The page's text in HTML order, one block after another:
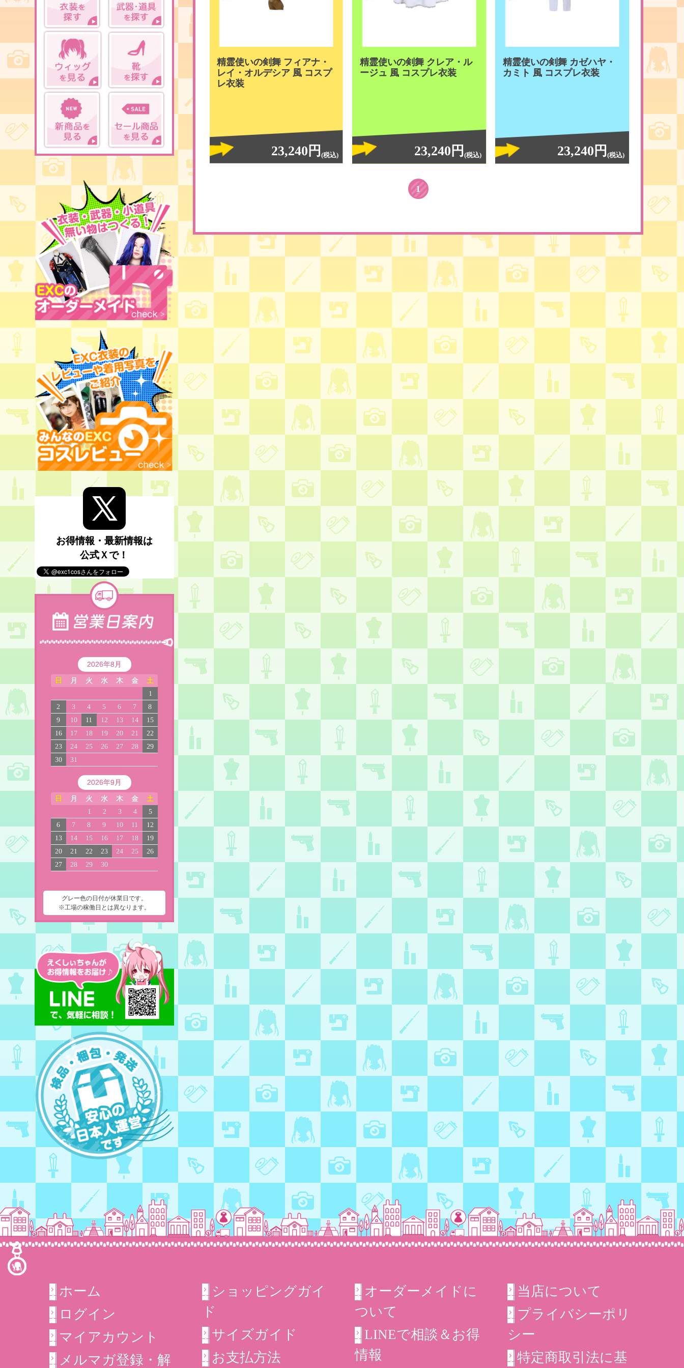
精霊使いの剣舞 フィアナ・
レイ・オルデシア 風 コスプ
レ衣装
23,240円 (税込)
精霊使いの剣舞 クレア・ル
ージュ 風 コスプレ衣装
23,240円 (税込)
精霊使いの剣舞 カゼハヤ・
カミト 風 コスプレ衣装
23,240円 (税込)
1
お得情報・最新情報は
公式Ｘで！
2026年8月
日 月 火 水 木 金 土
1
2
3 4 5 6 7
8
9
10 11 12 13 14
15
16
17 18 19 20 21
22
23
24 25 26 27 28
29
30
31
2026年9月
日 月 火 水 木 金 土
1 2 3 4
5
6
7 8 9 10 11
12
13
14 15 16 17 18
19
20
21 22 23 24 25
26
27
28 29 30
グレー色の日付が休業日です。
※工場の稼働日とは異なります。
ホーム
ログイン
マイアカウント
メルマガ登録・解
ショッピングガイ
ド
サイズガイド
お支払方法
オーダーメイドに
ついて
LINEで相談＆お得
情報
当店について
プライバシーポリ
シー
特定商取引法に基